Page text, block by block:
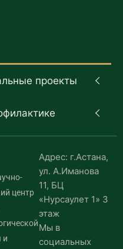
проекты
центр
и
Адрес: г.Астана,
ул. А.Иманова
11, БЦ
«Нурсаулет 1» 3
этаж
Мы в
социальных